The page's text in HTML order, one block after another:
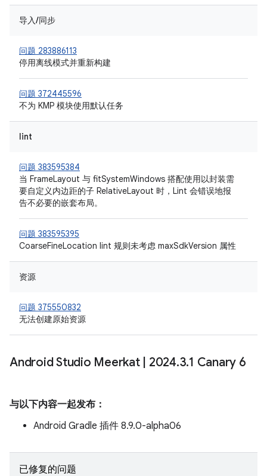
导入/同步
问题 283886113
停用离线模式并重新构建
问题 372445596
不为 KMP 模块使用默认任务
lint
问题 383595384
当 FrameLayout 与 fitSystemWindows 搭配使用以封装需
要自定义内边距的子 RelativeLayout 时，Lint 会错误地报
告不必要的嵌套布局。
问题 383595395
CoarseFineLocation lint 规则未考虑 maxSdkVersion 属性
资源
问题 375550832
无法创建原始资源
Android Studio Meerkat 2024.3.1 Canary 6
与以下内容一起发布：
Android Gradle 插件 8.9.0-alpha06
已修复的问题